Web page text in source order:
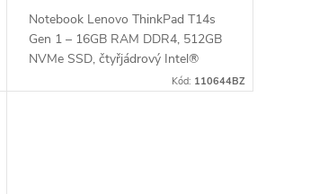
Notebook Lenovo ThinkPad T14s
Gen 1 – 16GB RAM DDR4, 512GB
NVMe SSD, čtyřjádrový Intel®
Core™ i5-10310U 1,7 GHz (Turbo
Kód: 110644BZ